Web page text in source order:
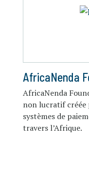
AfricaNenda
AfricaNenda
non lucratif créée
systèmes de
travers l’Afrique.